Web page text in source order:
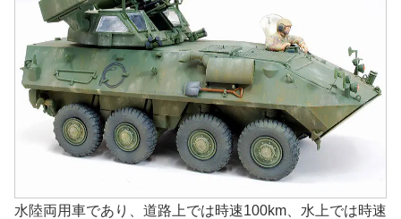
水陸両用車であり、道路上では時速100km、水上では時速